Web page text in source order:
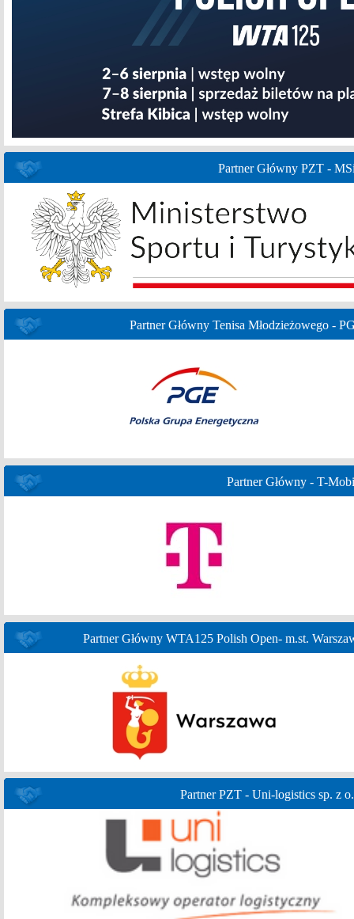
Partner Główny PZT -
Partner Główny Tenisa Młodzieżowego -
Partner Główny - T-
Partner Główny WTA125 Polish Open- m.st.
Partner PZT - Uni-logistics sp. z